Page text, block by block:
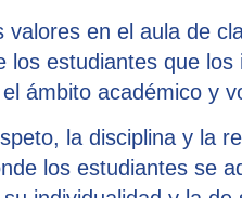
valores en el aula de
los estudiantes que los
ámbito académico y
la disciplina y la
los estudiantes se